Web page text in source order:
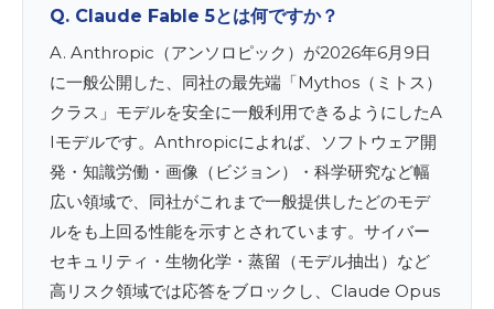
Q. Claude Fable 5とは何ですか？
A. Anthropic（アンソロピック）が2026年6月9日
に一般公開した、同社の最先端「Mythos（ミトス）
クラス」モデルを安全に一般利用できるようにしたA
Iモデルです。Anthropicによれば、ソフトウェア開
発・知識労働・画像（ビジョン）・科学研究など幅
広い領域で、同社がこれまで一般提供したどのモデ
ルをも上回る性能を示すとされています。サイバー
セキュリティ・生物化学・蒸留（モデル抽出）など
高リスク領域では応答をブロックし、Claude Opus